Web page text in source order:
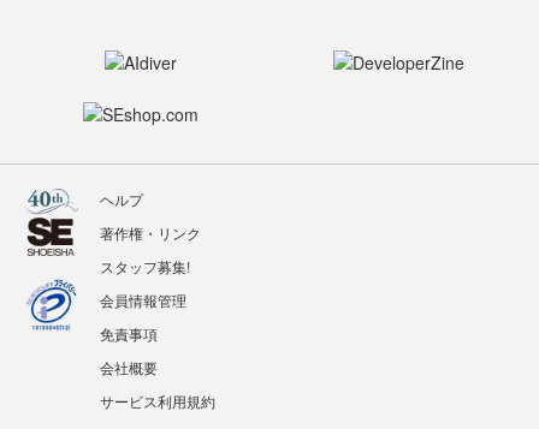
ヘルプ
著作権・リンク
スタッフ募集!
会員情報管理
免責事項
会社概要
サービス利用規約